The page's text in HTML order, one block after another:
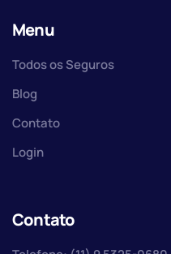
Menu
Todos os Seguros
Blog
Contato
Login
Contato